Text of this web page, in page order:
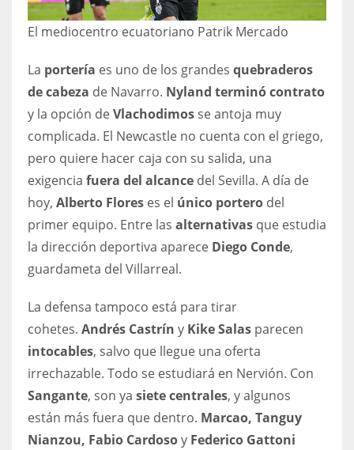
El mediocentro ecuatoriano Patrik Mercado
La portería es uno de los grandes quebraderos
de cabeza de Navarro. Nyland terminó contrato
y la opción deVlachodimos se antoja muy
complicada. El Newcastle no cuenta con el griego,
pero quiere hacer caja con su salida, una
exigencia fuera del alcance del Sevilla. A día de
hoy, Alberto Flores es el único portero del
primer equipo. Entre las alternativas que estudia
la dirección deportiva aparece Diego Conde,
guardameta del Villarreal.
La defensa tampoco está para tirar
cohetes. Andrés Castrín y Kike Salas parecen
intocables, salvo que llegue una oferta
irrechazable. Todo se estudiará en Nervión. Con
Sangante, son ya siete centrales, y algunos
están más fuera que dentro. Marcao, Tanguy
Nianzou, Fabio Cardosoy Federico Gattoni